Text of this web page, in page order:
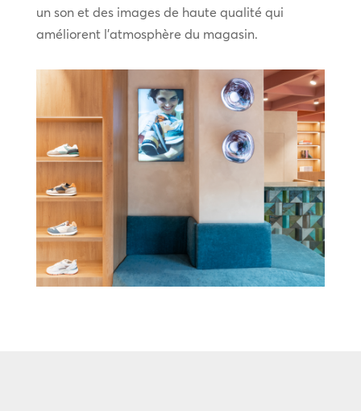
un son et des images de haute qualité qui
améliorent l’atmosphère du magasin.